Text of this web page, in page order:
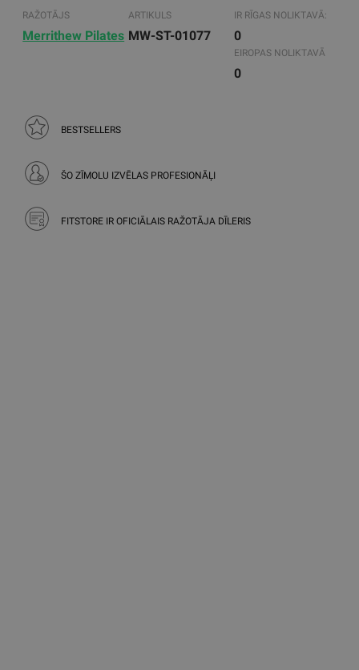
RAŽOTĀJS
Merrithew Pilates
ARTIKULS
MW-ST-01077
IR RĪGAS NOLIKTAVĀ:
0
EIROPAS NOLIKTAVĀ
0
BESTSELLERS
ŠO ZĪMOLU IZVĒLAS PROFESIONĀĻI
FITSTORE IR OFICIĀLAIS RAŽOTĀJA DĪLERIS